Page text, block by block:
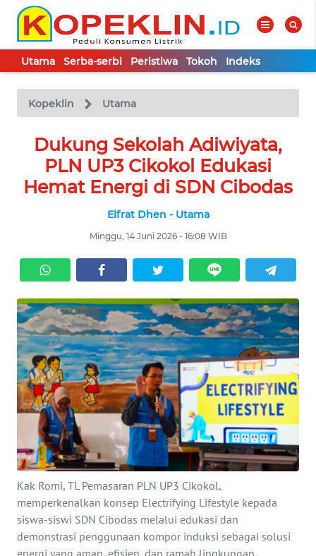
Utama Serba-serbi Peristiwa Tokoh Indeks
Kopeklin Utama
Dukung Sekolah Adiwiyata,
PLN UP3 Cikokol Edukasi
Hemat Energi di SDN Cibodas
Elfrat Dhen - Utama
Minggu, 14 Juni 2026 - 16:08 WIB
Kak Romi, TL Pemasaran PLN UP3 Cikokol,
memperkenalkan konsep Electrifying Lifestyle kepada
siswa-siswi SDN Cibodas melalui edukasi dan
demonstrasi penggunaan kompor induksi sebagai solusi
energi yang aman, efisien, dan ramah lingkungan.
TV
Tutup
UTAMA
SERBA-
SERBI
TOKOH
Informasi
INDEKS
BERITA
KONTAK
KAMI
INFO
IKLAN
TENTANG
KAMI